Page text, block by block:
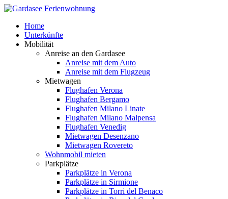
Home
Unterkünfte
Mobilität
Anreise an den Gardasee
Anreise mit dem Auto
Anreise mit dem Flugzeug
Mietwagen
Flughafen Verona
Flughafen Bergamo
Flughafen Milano Linate
Flughafen Milano Malpensa
Flughafen Venedig
Mietwagen Desenzano
Mietwagen Rovereto
Wohnmobil mieten
Parkplätze
Parkplätze in Verona
Parkplätze in Sirmione
Parkplätze in Torri del Benaco